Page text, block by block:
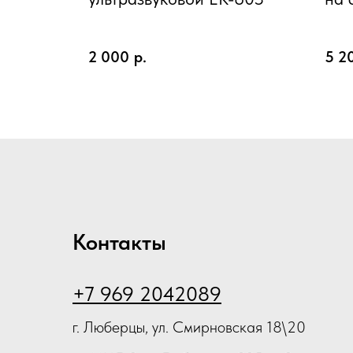
2 000 р. 5
Контакты
+7 969 2042089
г. Люберцы, ул. Смирновская 18\20